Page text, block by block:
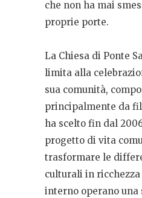
che non ha mai
proprie porte.
La Chiesa di Ponte
limita alla
sua comunità,
principalmente da
ha scelto fin dal
progetto di vita
trasformare le
culturali in
interno operano